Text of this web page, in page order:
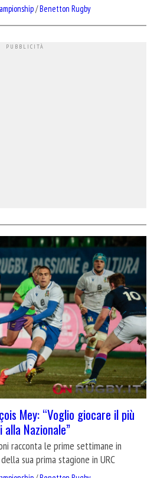
/Benetton Rugby
Mey: “Voglio giocare il più
Nazionale”
racconta le prime settimane in
sua prima stagione in URC